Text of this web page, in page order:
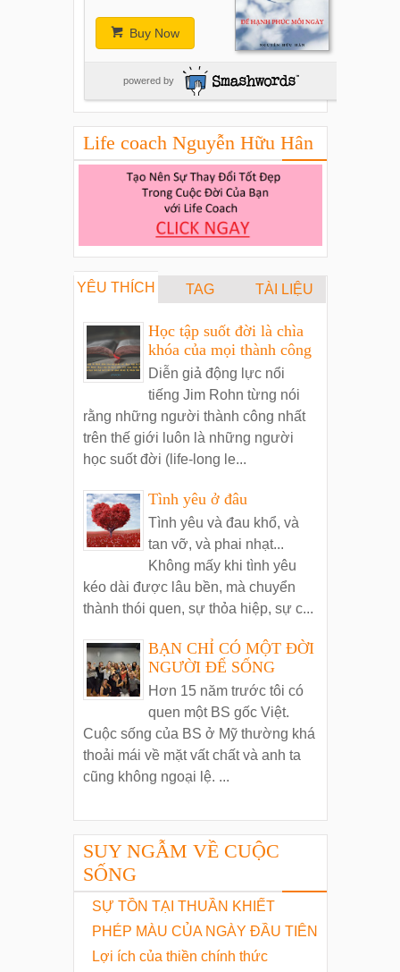
Buy Now
powered by
Life coach Nguyễn Hữu Hân
YÊU THÍCH TAG TÀI LIỆU
Học tập suốt đời là chìa
khóa của mọi thành công
Diễn giả động lực nổi
tiếng Jim Rohn từng nói
rằng những người thành công nhất
trên thế giới luôn là những người
học suốt đời (life-long le...
Tình yêu ở đâu
Tình yêu và đau khổ, và
tan vỡ, và phai nhạt...
Không mấy khi tình yêu
kéo dài được lâu bền, mà chuyển
thành thói quen, sự thỏa hiệp, sự c...
BẠN CHỈ CÓ MỘT ĐỜI
NGƯỜI ĐỂ SỐNG
Hơn 15 năm trước tôi có
quen một BS gốc Việt.
Cuộc sống của BS ở Mỹ thường khá
thoải mái về mặt vất chất và anh ta
cũng không ngoại lệ. ...
SUY NGẪM VỀ CUỘC
SỐNG
SỰ TỒN TẠI THUẦN KHIẾT
PHÉP MÀU CỦA NGÀY ĐẦU TIÊN
Lợi ích của thiền chính thức